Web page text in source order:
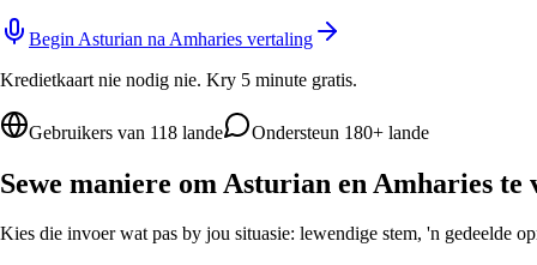
Begin Asturian na Amharies vertaling
Kredietkaart nie nodig nie. Kry 5 minute gratis.
Gebruikers van 118 lande Ondersteun 180+ lande
Sewe maniere om Asturian en Amharies te
Kies die invoer wat pas by jou situasie: lewendige stem, 'n gedeelde